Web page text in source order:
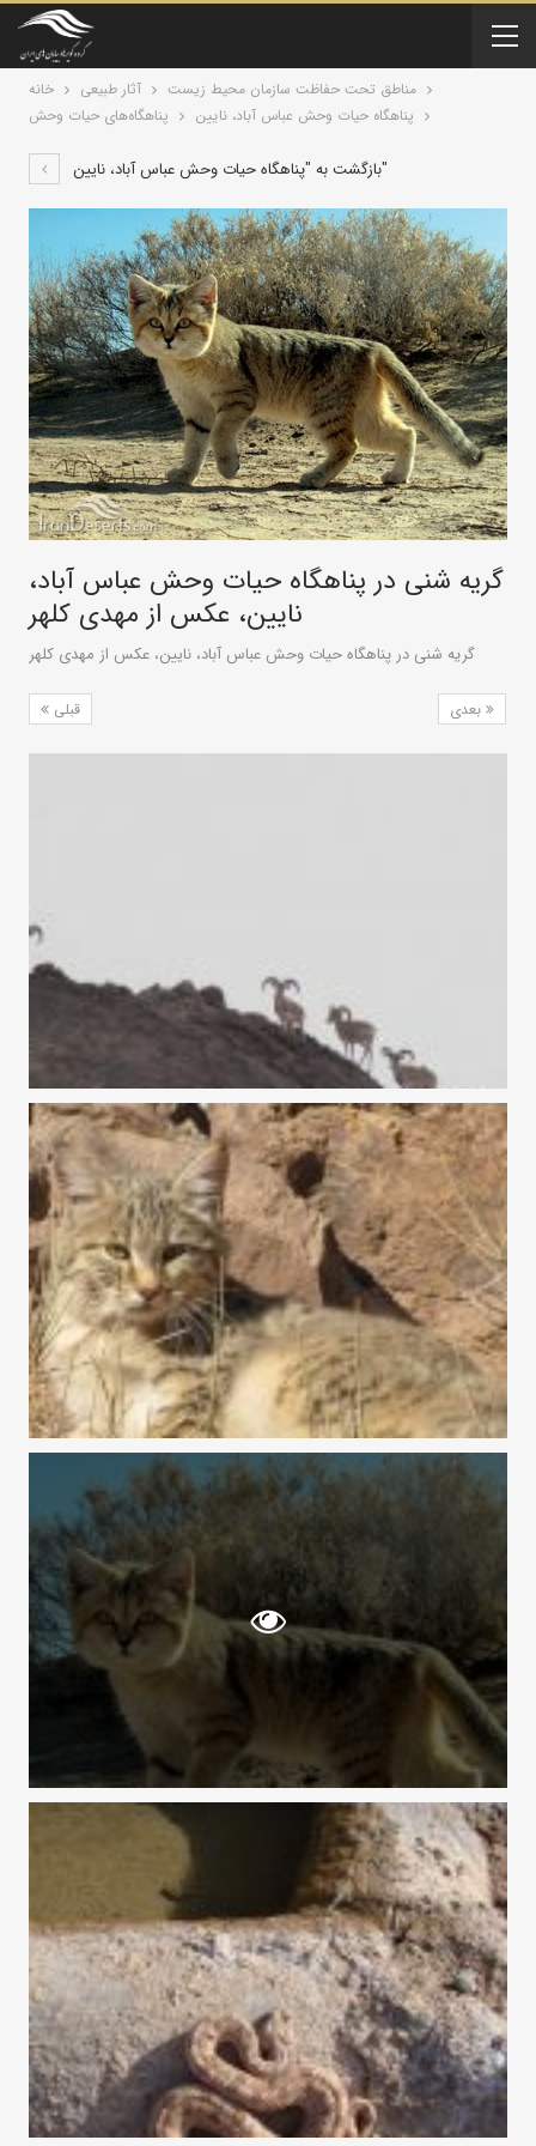
خانه آثار طبیعی
مناطق تحت حفاظت سازمان محیط زیست
پناهگاه‌های حیات وحش
پناهگاه حیات وحش عباس آباد، نایین
بازگشت به "پناهگاه حیات وحش عباس آباد، نایین"
گریه شنی در پناهگاه حیات وحش عباس آباد،
نایین، عکس از مهدی کلهر
گریه شنی در پناهگاه حیات وحش عباس آباد، نایین، عکس از مهدی کلهر
قبلی